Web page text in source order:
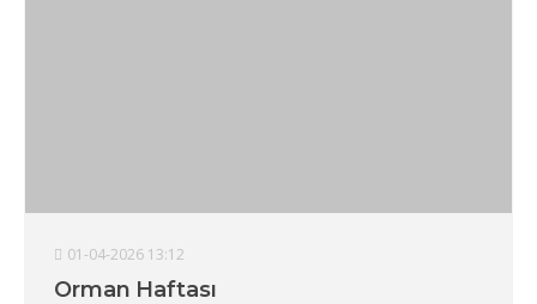
01-04-2026 13:12
Orman Haftası